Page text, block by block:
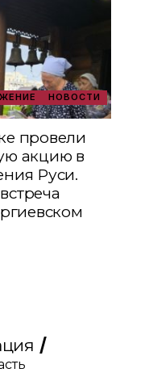
НОВОСТИ
провели
акцию в
Руси.